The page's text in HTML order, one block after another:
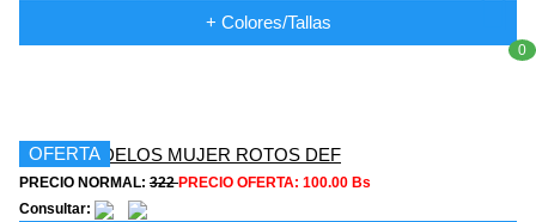
+ Colores/Tallas
OFERTA
PRECIO NORMAL: 322PRECIO OFERTA: 100.00 Bs
Consultar:
0